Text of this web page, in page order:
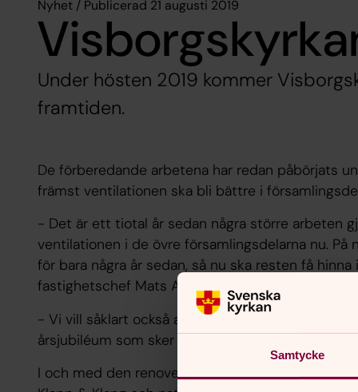
Samtycke
Nyhet / Publicerad 21 augusti 2019
Under hösten 2019 kommer
framtiden.
De förberedande arbetena har redan påbörjats
främst ventilationen ska bli bättre i
- Det är ett tiotal år sedan några större arbeten
ventilationen i de övre församlingsdelarna nu.
för bara några år sedan, så nu ska resten få
fastighetschef Mats Ahlqvist.
- Vi vill såklart också att kyrkan ska vara så fin
årsjubiléum som sker då.
I och med den renoveringen är det ofrånkomligt